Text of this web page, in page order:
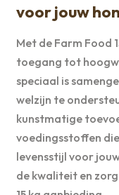
voor jouw
Met de Farm Food
toegang tot
speciaal is
welzijn te
kunstmatige
voedingsstoffen
levensstijl voor
de kwaliteit en